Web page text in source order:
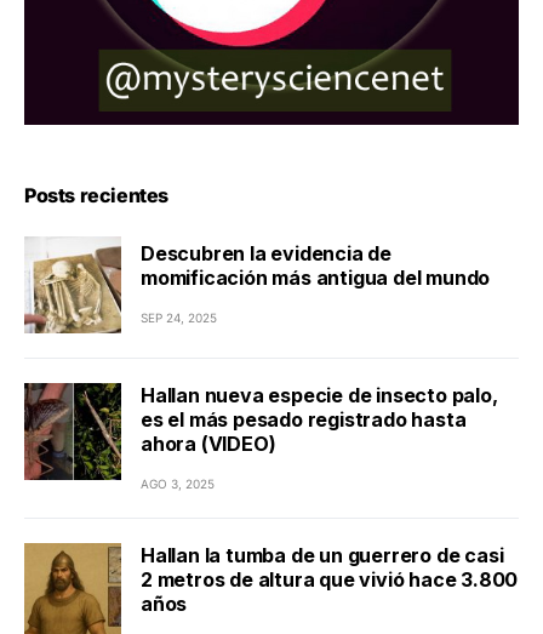
Posts recientes
Descubren la evidencia de
momificación más antigua del mundo
SEP 24, 2025
Hallan nueva especie de insecto palo,
es el más pesado registrado hasta
ahora (VIDEO)
AGO 3, 2025
Hallan la tumba de un guerrero de casi
2 metros de altura que vivió hace 3.800
años